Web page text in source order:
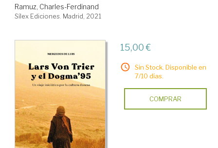
Ramuz, Charles-Ferdinand
Sílex Ediciones. Madrid, 2021
15,00 €
Sin Stock. Disponible en
7/10 días.
COMPRAR